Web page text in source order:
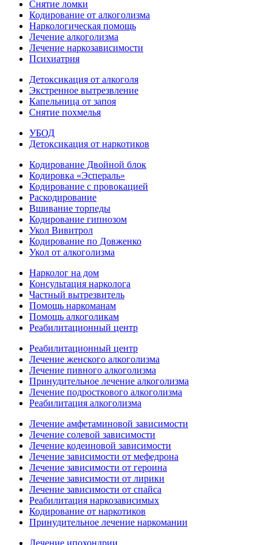
Снятие ломки
Кодирование от алкоголизма
Наркологическая помощь
Лечение алкоголизма
Лечение наркозависимости
Психиатрия
Детоксикация от алкоголя
Экстренное вытрезвление
Капельница от запоя
Снятие похмелья
УБОД
Детоксикация от наркотиков
Кодирование Двойной блок
Кодировка «Эспераль»
Кодирование с провокацией
Раскодирование
Вшивание торпеды
Кодирование гипнозом
Укол Вивитрол
Кодирование по Довженко
Укол от алкоголизма
Нарколог на дом
Консультация нарколога
Частный вытрезвитель
Помощь наркоманам
Помощь алкоголикам
Реабилитационный центр
Реабилитационный центр
Лечение женского алкоголизма
Лечение пивного алкоголизма
Принудительное лечение алкоголизма
Лечение подросткового алкоголизма
Реабилитация алкоголизма
Лечение амфетаминовой зависимости
Лечение солевой зависимости
Лечение кодеиновой зависимости
Лечение зависимости от мефедрона
Лечение зависимости от героина
Лечение зависимости от лирики
Лечение зависимости от спайса
Реабилитация наркозависимых
Кодирование от наркотиков
Принудительное лечение наркомании
Лечение ипохондрии